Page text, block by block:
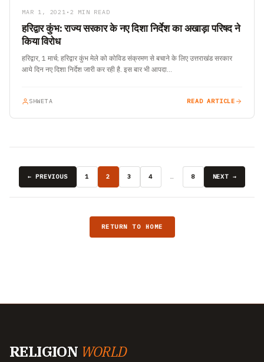
MAR 1, 2021 • 2 MIN READ
हरिद्वार कुंभ: राज्य सरकार के नए दिशा निर्देश का अखाड़ा परिषद ने
किया विरोध
हरिद्वार, 1 मार्च; हरिद्वार कुंभ मेले को कोविड संक्रमण से बचाने के लिए उत्तराखंड सरकार
आये दिन नए दिशा निर्देश जारी कर रही है. इस बार भी आपदा…
SHWETA READ ARTICLE
← PREVIOUS 1 2 3 4 … 8 NEXT →
RETURN TO HOME
RELIGION WORLD